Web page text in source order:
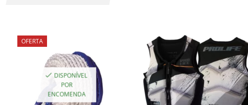
OFERTA
DISPONÍVEL
POR
ENCOMENDA